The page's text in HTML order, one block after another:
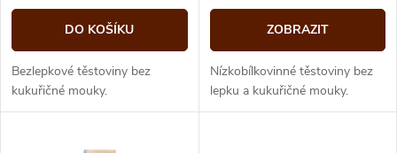
d
u
k
o
d
u
DO KOŠÍKU
Bezlepkové těstoviny bez
kukuřičné mouky.
ZOBRAZIT
Nízkobílkovinné těstoviny bez
lepku a kukuřičné mouky.